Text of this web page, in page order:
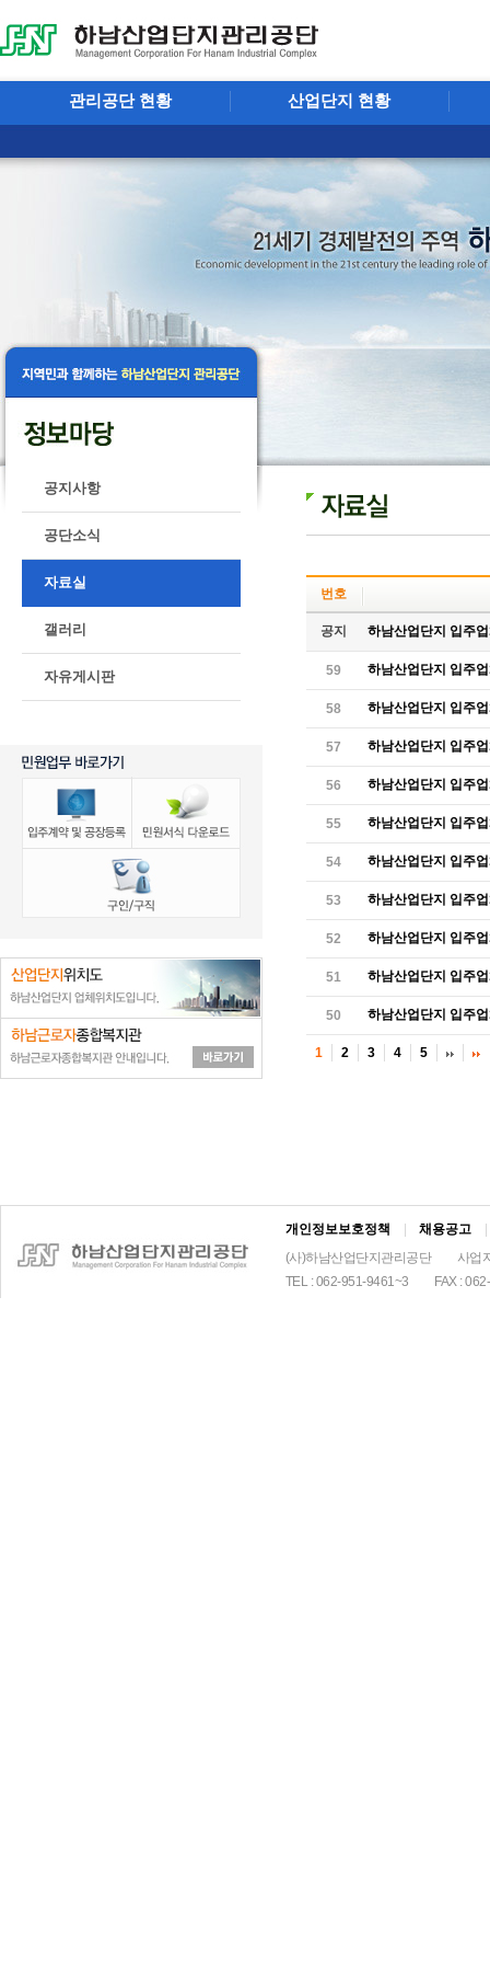
관리공단 현황 산업단지 현황
공지사항
공단소식
자료실
갤러리
자유게시판
번호
공지 하남산업단지 입주
59 하남산업단지 입주
58 하남산업단지 입주
57 하남산업단지 입주
56 하남산업단지 입주
55 하남산업단지 입주
54 하남산업단지 입주
53 하남산업단지 입주
52 하남산업단지 입주
51 하남산업단지 입주
50 하남산업단지 입주
1 2 3 4 5
개인정보보호정책 | 채용공고
|
(사)하남산업단지관리공단
사업
TEL : 062-951-9461~3
FAX :